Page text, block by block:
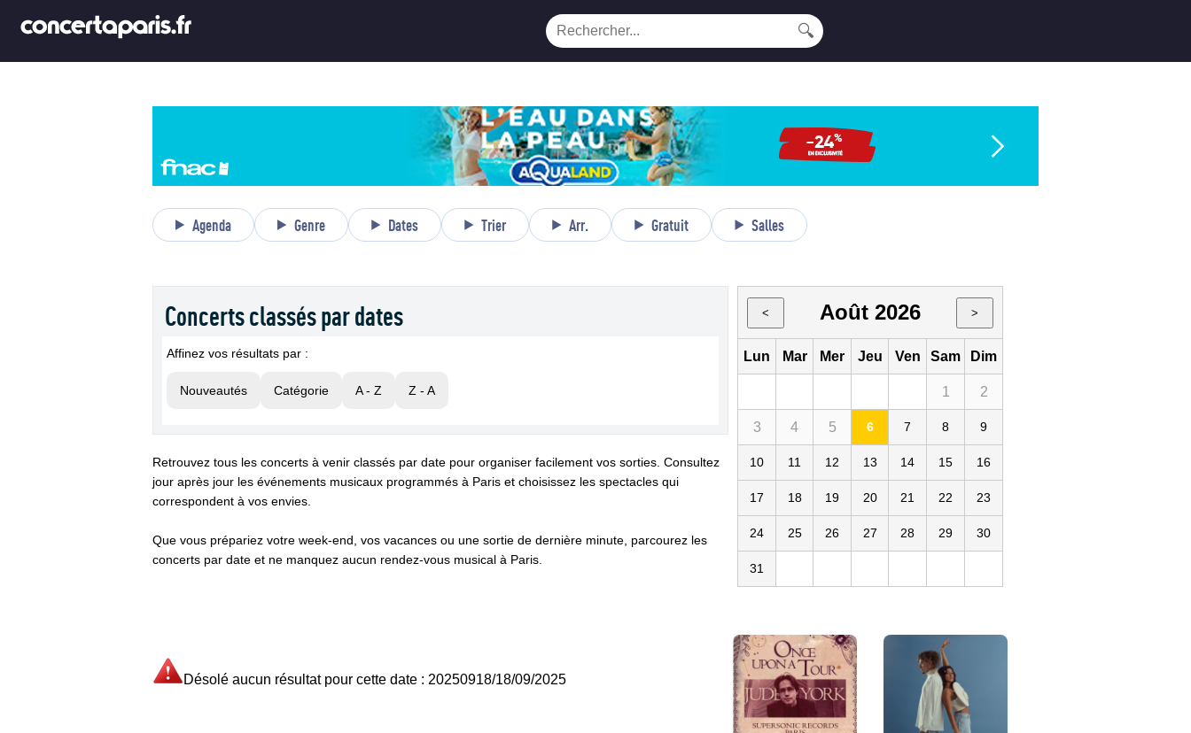
🔍
Agenda Genre Dates Trier Arr. Gratuit Salles
Concerts classés par dates
Affinez vos résultats par :
Nouveautés Catégorie A - Z Z - A
Retrouvez tous les concerts à venir classés par date pour organiser facilement vos sorties. Consultez
jour après jour les événements musicaux programmés à Paris et choisissez les spectacles qui
correspondent à vos envies.
Que vous prépariez votre week-end, vos vacances ou une sortie de dernière minute, parcourez les
concerts par date et ne manquez aucun rendez-vous musical à Paris.
Désolé aucun résultat pour cette date : 20250918/18/09/2025
< Août 2026 >
Lun Mar Mer Jeu Ven Sam Dim
1 2
3 4 5 6 7 8 9
10 11 12 13 14 15 16
17 18 19 20 21 22 23
24 25 26 27 28 29 30
31